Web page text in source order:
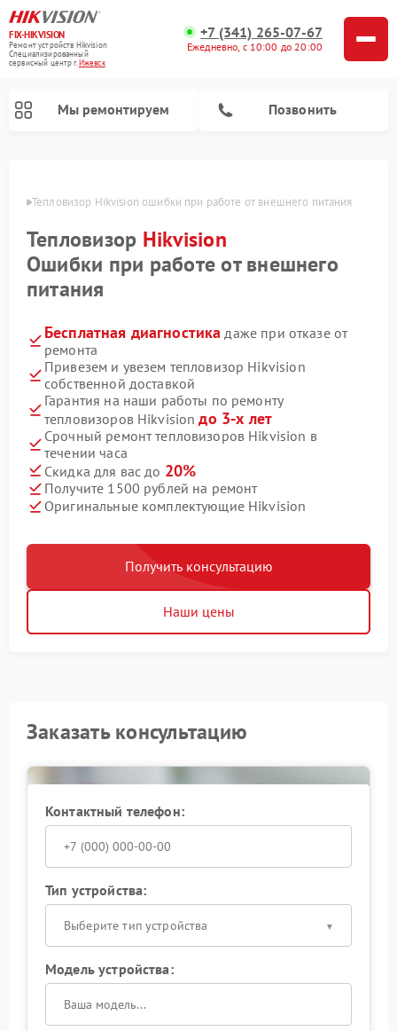
FIX-HIKVISION
Ремонт устройств Hikvision
Специализированный
cервисный центр г.Ижевск
+7 (341) 265-07-67
Ежедневно, с 10:00 до 20:00
Мы ремонтируем Позвонить
Тепловизор Hikvision ошибки при работе от внешнего питания
Тепловизор Hikvision
Ошибки при работе от внешнего
питания
Бесплатная диагностика даже при отказе от
ремонта
Привезем и увезем тепловизор Hikvision
собственной доставкой
Гарантия на наши работы по ремонту
тепловизоров Hikvisionдо 3-х лет
Срочный ремонт тепловизоров Hikvision в
течении часа
Скидка для вас до 20%
Получите 1500 рублей на ремонт
Оригинальные комплектующие Hikvision
Получить консультацию
Наши цены
Заказать консультацию
Контактный телефон:
Тип устройства:
Выберите тип устройства
Модель устройства: